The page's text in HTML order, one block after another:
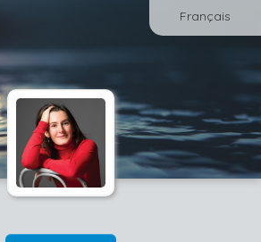
Français